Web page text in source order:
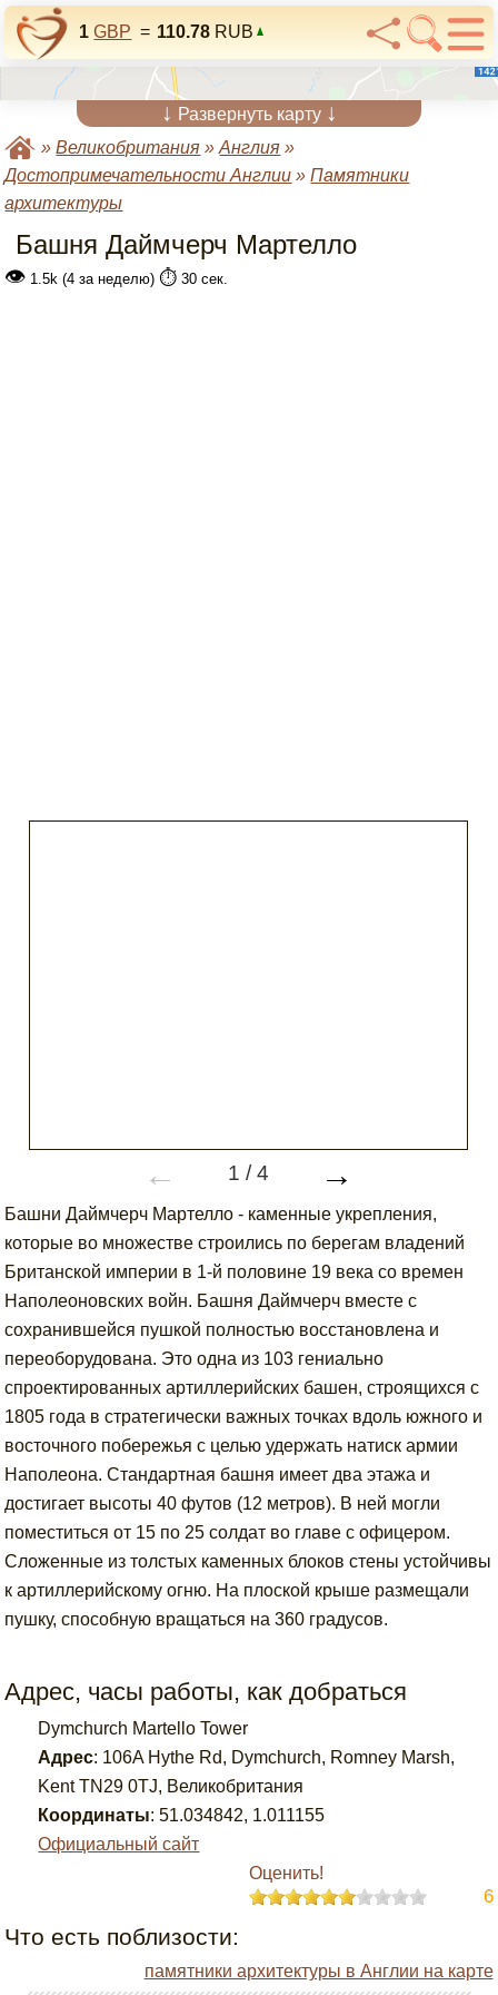
1 GBP = 110.78 RUB
↓ Развернуть карту ↓
»Великобритания »Англия »
Достопримечательности Англии »Памятники
архитектуры
Башня Даймчерч Мартелло
👁 1.5k (4 за неделю) ⏱️ 30 сек.
← 1 /4 →
Башни Даймчерч Мартелло - каменные укрепления,
которые во множестве строились по берегам владений
Британской империи в 1-й половине 19 века со времен
Наполеоновских войн. Башня Даймчерч вместе с
сохранившейся пушкой полностью восстановлена и
переоборудована. Это одна из 103 гениально
спроектированных артиллерийских башен, строящихся с
1805 года в стратегически важных точках вдоль южного и
восточного побережья с целью удержать натиск армии
Наполеона. Стандартная башня имеет два этажа и
достигает высоты 40 футов (12 метров). В ней могли
поместиться от 15 по 25 солдат во главе с офицером.
Сложенные из толстых каменных блоков стены устойчивы
к артиллерийскому огню. На плоской крыше размещали
пушку, способную вращаться на 360 градусов.
Адрес, часы работы, как добраться
Dymchurch Martello Tower
Адрес: 106A Hythe Rd, Dymchurch, Romney Marsh,
Kent TN29 0TJ, Великобритания
Координаты: 51.034842, 1.011155
Официальный сайт
Оценить!
6
Что есть поблизости:
памятники архитектуры в Англии на карте